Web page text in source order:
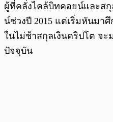
ผู้ที่คลั่งไคล้บิทคอยน์และสกุ
น์ช่วงปี 2015 แต่เริ่มหันมาศึ
ในไม่ช้าสกุลเงินคริปโต จะ
ปัจจุบัน